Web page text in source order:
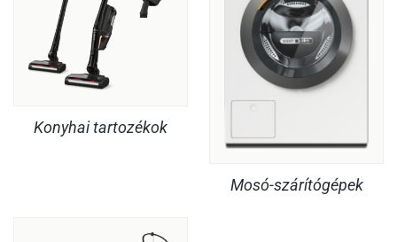
Konyhai tartozékok
Mosó-szárítógépek